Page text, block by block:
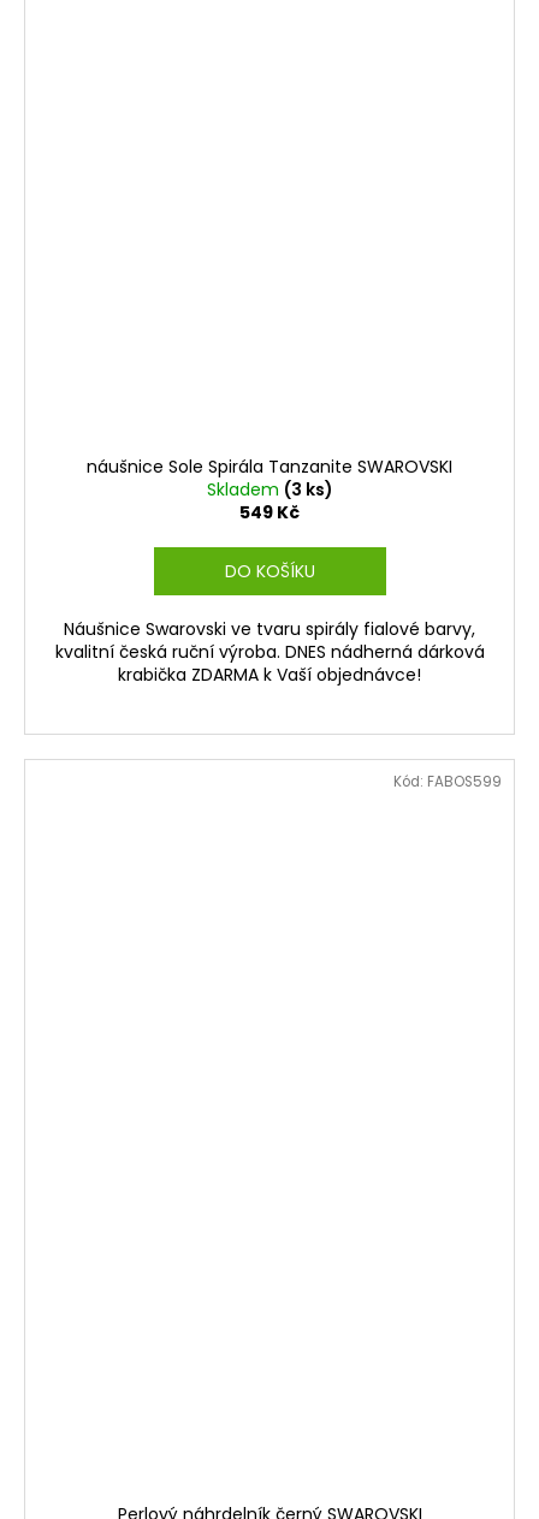
náušnice Sole Spirála Tanzanite SWAROVSKI
Skladem (3 ks)
549 Kč
DO KOŠÍKU
Náušnice Swarovski ve tvaru spirály fialové barvy,
kvalitní česká ruční výroba. DNES nádherná dárková
krabička ZDARMA k Vaší objednávce!
Kód: FABOS599